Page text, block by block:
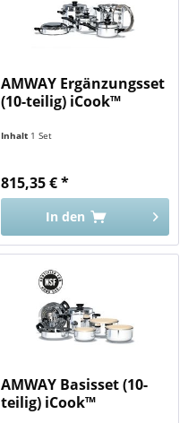
AMWAY Ergänzungsset
(10-teilig) iCook™
Inhalt 1 Set
815,35 € *
In den
AMWAY Basisset (10-
teilig) iCook™